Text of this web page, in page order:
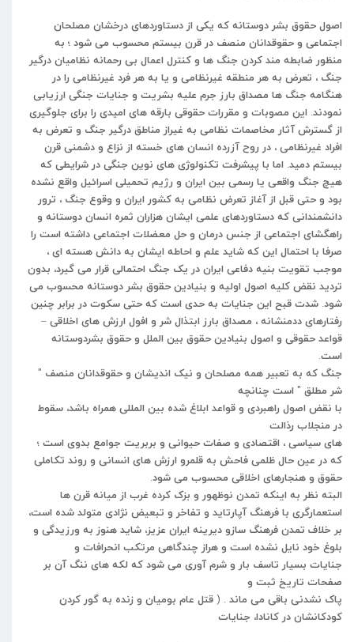
اصولحقوق بشردوستانهکه یکی ازدستاوردهایدرخشان مصلحان
اجتماعی وحقوقدانان منصف درقرن بیستم محسوب میشود؛ به
منظور ضابطه مندکردن جنگ ها وکنترل اعمال بی رحمانه نظامیاندرگیر
جنگ ، تعرض بههر منطقه غیرنظامی و یا بههرفرد غیرنظامی رادر
هنگامه جنگ ها مصداق بارز جرم علیه بشریت و جنایات جنگی ارزیابی
نمودند. این مصوبات و مقرراتحقوقی بارقههای امیدی را برای جلوگیری
ازگسترشآثار مخاصمات نظامی به غیراز مناطقدرگیر جنگ و تعرض به
افراد غیرنظامی، در روحآزرده انسانهای خسته از نزاع ودشمنیقرن
بیستمدمید. اما با پیشرفت تکنولوژیهای نوین جنگیدرشرایطیکه
هیچ جنگ واقعی یا رسمی بین ایران و رژیم تحمیلی اسرائیل واقع نشده
بود وحتیقبل ازآغاز تعرض نظامی بهکشور ایران و وقوع جنگ ، ترور
دانشمندانیکهدستاوردهای علمی ایشانهزاران ثمره انساندوستانه و
راهگشای اجتماعی از جنسدرمان وحل معضلات اجتماعیداشته است را
صرفا با احتمال اینکهشاید علم و احاطه ایشان بهدانشهسته ای،
موجب تقویت بنیهدفاعی ایراندر یک جنگ احتمالیقرار میگیرد، بدون
تردید نقضکلیه اصول اولیه و بنیادینحقوق بشردوستانه محسوب می
شود. شدتقبح این جنایات بهحدی استکهحتیسکوتدر برابر چنین
رفتارهایددمنشانه، مصداق بارز ابتذالشر و افول ارزشهای اخلاقی–
قواعدحقوقی و اصول بنیادینحقوق بین الملل وحقوق بشردوستانه
است.
جنگ که به تعبیرهمه مصلحان و نیک اندیشان وحقوقدانان منصف "
شر مطلق " است چنانچه
با نقض اصول راهبردی وقواعد ابلاغشده بین المللیهمراه باشد، سقوط
در منجلاب رذالت
هایسیاسی، اقتصادی و صفاتحیوانی و بربریت جوامع بدوی است؛
کهدر عینحالظلمیفاحش بهقلمرو ارزشهای انسانی و روند تکاملی
حقوق وهنجارهای اخلاقی محسوب میشود.
البته نظر به اینکه تمدن نوظهور و بزک کرده غرب از میانهقرنها
استعمارگری بافرهنگ آپارتاید و تفاخر و تبعیض نژادی متولدشده است،
بر خلاف تمدنفرهنگ سازودیرینه ایران عزیز، شایدهنوز به ورزیدگی و
بلوغ خود نایل نشده است وهراز چندگاهی مرتکب انحرافات و
جنایات بسیار تاسف بار وشرمآوری میشودکه لکههای ننگ آن بر
صفحات تاریخ ثبت و
پاک نشدنی باقی می ماند. ( قتل عام بومیان وزنده بهگورکردن
کودکانشاندرکانادا، جنایات